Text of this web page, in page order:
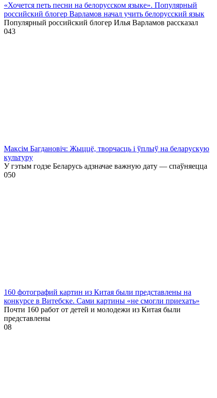
«Хочется петь песни на белорусском языке». Популярный
российский блогер Варламов начал учить белорусский язык
Популярный российский блогер Илья Варламов рассказал
043
Максім Багдановіч: Жыццё, творчасць і ўплыў на беларускую
культуру
У гэтым годзе Беларусь адзначае важную дату — спаўняецца
050
160 фотографий картин из Китая были представлены на
конкурсе в Витебске. Сами картины «не смогли приехать»
Почти 160 работ от детей и молодежи из Китая были
представлены
08